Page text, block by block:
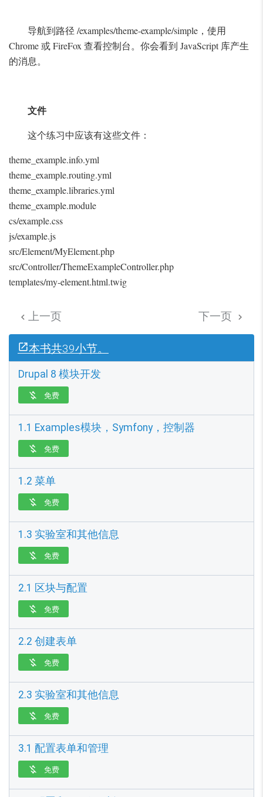
导航到路径 /examples/theme-example/simple，使用
Chrome 或 FireFox 查看控制台。你会看到 JavaScript 库产生
的消息。
文件
这个练习中应该有这些文件：
theme_example.info.yml
theme_example.routing.yml
theme_example.libraries.yml
theme_example.module
cs/example.css
js/example.js
src/Element/MyElement.php
src/Controller/ThemeExampleController.php
templates/my-element.html.twig
 上一页 下一页 
本书共39小节。
Drupal 8 模块开发
 免费
1.1 Examples模块，Symfony，控制器
 免费
1.2 菜单
 免费
1.3 实验室和其他信息
 免费
2.1 区块与配置
 免费
2.2 创建表单
 免费
2.3 实验室和其他信息
 免费
3.1 配置表单和管理
 免费